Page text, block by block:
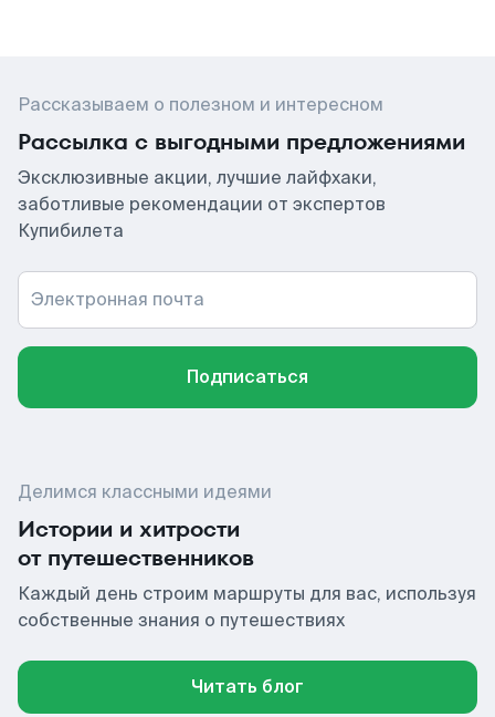
Рассказываем о полезном и интересном
Рассылка с выгодными предложениями
Эксклюзивные акции, лучшие лайфхаки,
заботливые рекомендации от экспертов
Купибилета
Электронная почта
Подписаться
Делимся классными идеями
Истории и хитрости
от путешественников
Каждый день строим маршруты для вас, используя
собственные знания о путешествиях
Читать блог